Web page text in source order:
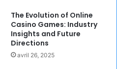
The Evolution of Online
Casino Games: Industry
Insights and Future
Directions
avril 26, 2025